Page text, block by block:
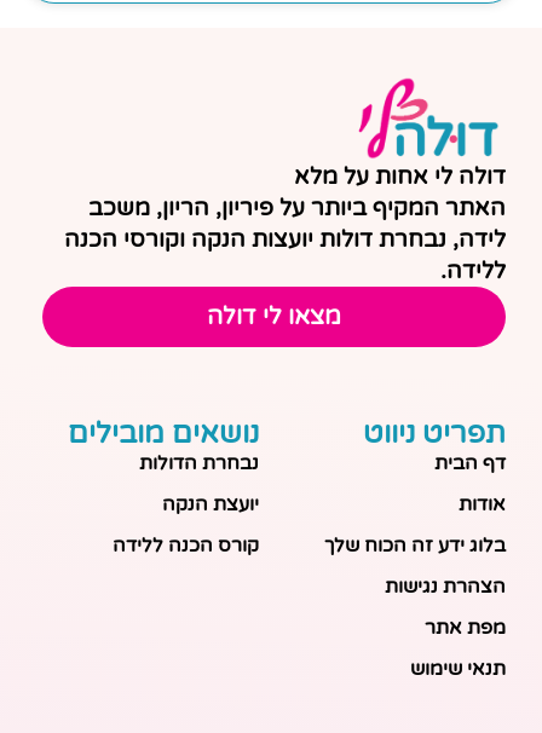
דולה לי אחות על מלא
האתר המקיף ביותר על פיריון, הריון, משכב
לידה, נבחרת דולות יועצות הנקה וקורסי הכנה
ללידה.
מצאו לי דולה
תפריט ניווט
דף הבית
אודות
בלוג ידע זה הכוח שלך
הצהרת נגישות
מפת אתר
תנאי שימוש
נושאים מובילים
נבחרת הדולות
יועצת הנקה
קורס הכנה ללידה